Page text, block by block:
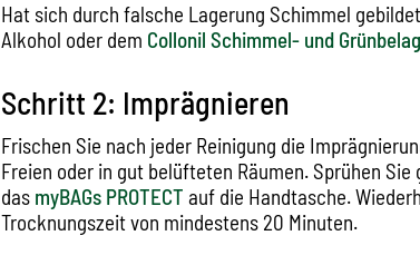
Hat sich durch falsche Lagerung Schimmel
Alkohol oder dem Collonil Schimmel- und
Schritt 2: Imprägnieren
Frischen Sie nach jeder Reinigung die
Freien oder in gut belüfteten Räumen. Sprühen
das myBAGs PROTECT auf die Handtasche.
Trocknungszeit von mindestens 20 Minuten.